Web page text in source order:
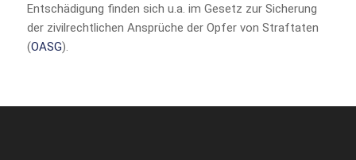
Entschädigung finden sich u.a. im Gesetz zur Sicherung
der zivilrechtlichen Ansprüche der Opfer von Straftaten
(OASG).